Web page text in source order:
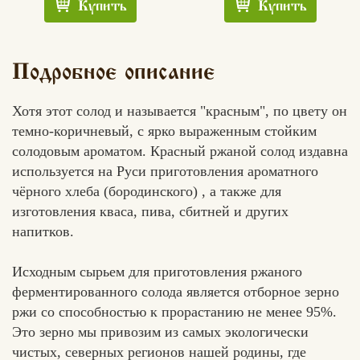
Хлеб
Купить Купить
Подробное описание
Хотя этот солод и называется "красным", по цвету он
темно-коричневый, с ярко выраженным стойким
солодовым ароматом. Красный ржаной солод издавна
используется на Руси приготовления ароматного
чёрного хлеба (бородинского) , а также для
изготовления кваса, пива, сбитней и других
напитков.
Исходным сырьем для приготовления ржаного
ферментированного солода является отборное зерно
ржи со способностью к прорастанию не менее 95%.
Это зерно мы привозим из самых экологически
чистых, северных регионов нашей родины, где